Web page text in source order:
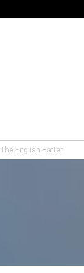
The English Hatter